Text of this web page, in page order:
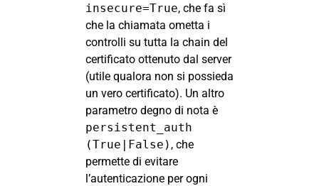
insecure=True, che fa sì
che la chiamata ometta i
controlli su tutta la chain del
certificato ottenuto dal server
(utile qualora non si possieda
un vero certificato). Un altro
parametro degno di nota è
persistent_auth
(True|False) , che
permette di evitare
l’autenticazione per ogni